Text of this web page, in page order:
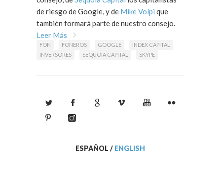
de riesgo de Google, y de Mike Volpi que
también formará parte de nuestro consejo.
Leer Más
FON FONEROS GOOGLE
INDEX CAPITAL
INVERSORES
SEQUOIA CAPITAL SKYPE
ESPAÑOL / ENGLISH